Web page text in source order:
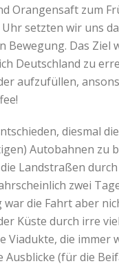
Orangensaft zum
setzten wir uns
Bewegung. Das Ziel
Deutschland zu
aufzufüllen,
diesmal die
Autobahnen zu
Landstraßen
zwei
die Fahrt aber
Küste durch irre
Viadukte, die immer
Ausblicke (für die